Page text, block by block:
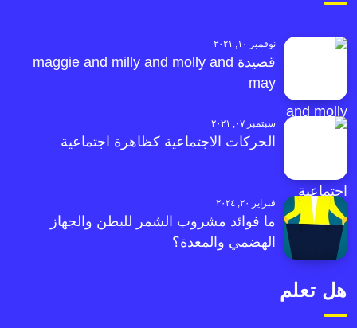
نوفمبر ١٠, ٢٠٢١
قصيدة maggie and milly and molly and
may
سبتمبر ٠٧, ٢٠٢١
الحركات الاجتماعية كظاهرة اجتماعية
فبراير ٢٠, ٢٠٢٤
ما فوائد مشروب الشمر للبطن والجهاز
الهضمي والمعدة؟
هل تعلم